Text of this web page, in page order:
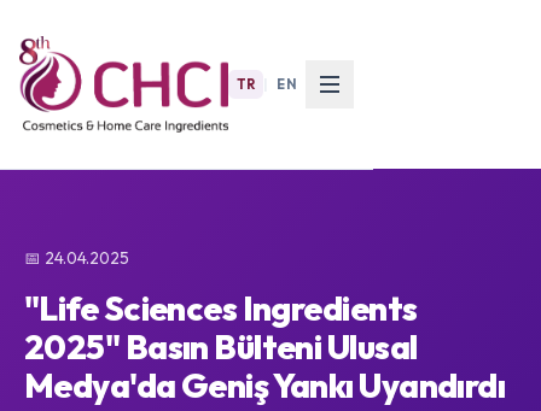
TR EN
📅 24.04.2025
"Life Sciences Ingredients
2025" Basın Bülteni Ulusal
Medya'da Geniş Yankı Uyandırdı